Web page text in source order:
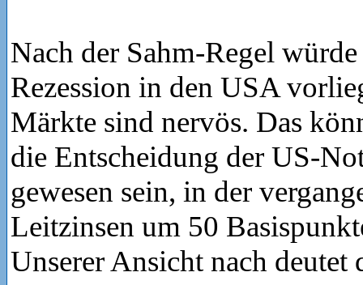
Nach der Sahm-Regel
Rezession in den USA
Märkte sind nervös. Das
die Entscheidung der US-
gewesen sein, in der
Leitzinsen um 50
Unserer Ansicht nach deutet